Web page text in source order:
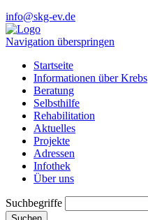
info@skg-ev.de
Navigation überspringen
Startseite
Informationen über Krebs
Beratung
Selbsthilfe
Rehabilitation
Aktuelles
Projekte
Adressen
Infothek
Über uns
Suchbegriffe